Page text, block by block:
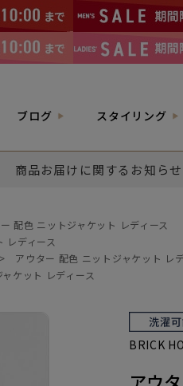
ブログ スタイリング
商品お届けに関するお知らせ
配色 ニットジャケット レディース
レディース
>
アウター 配色 ニットジャケット レ
ケット レディース
BRICK